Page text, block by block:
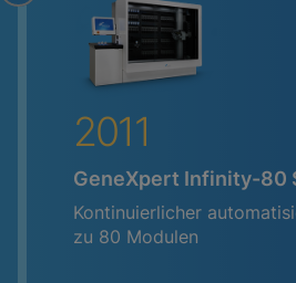
2011
GeneXpert Infinity-80
Kontinuierlicher
zu 80 Modulen